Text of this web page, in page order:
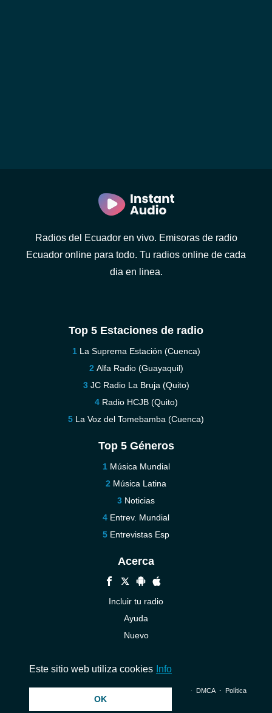
Radios del Ecuador en vivo. Emisoras de radio
Ecuador online para todo. Tu radios online de cada
dia en linea.
Top 5 Estaciones de radio
La Suprema Estación (Cuenca)
Alfa Radio (Guayaquil)
JC Radio La Bruja (Quito)
Radio HCJB (Quito)
La Voz del Tomebamba (Cuenca)
Top 5 Géneros
Música Mundial
Música Latina
Noticias
Entrev. Mundial
Entrevistas Esp
Acerca
Incluir tu radio
Ayuda
Nuevo
© 2026 InstantAudio. Reservados todos los derechos. ・ DMCA・ Política
Este sitio web utiliza cookies Info
OK